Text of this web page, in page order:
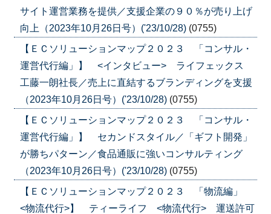
サイト運営業務を提供／支援企業の９０％が売り上げ
向上（2023年10月26日号）('23/10/28) (0755)
【ＥＣソリューションマップ２０２３ 「コンサル・
運営代行編」】 <インタビュー> ライフェックス
工藤一朗社長／売上に直結するブランディングを支援
（2023年10月26日号）('23/10/28) (0755)
【ＥＣソリューションマップ２０２３ 「コンサル・
運営代行編」】 セカンドスタイル／「ギフト開発」
が勝ちパターン／食品通販に強いコンサルティング
（2023年10月26日号）('23/10/28) (0755)
【ＥＣソリューションマップ２０２３ 「物流編」
<物流代行>】 ティーライフ <物流代行> 運送許可